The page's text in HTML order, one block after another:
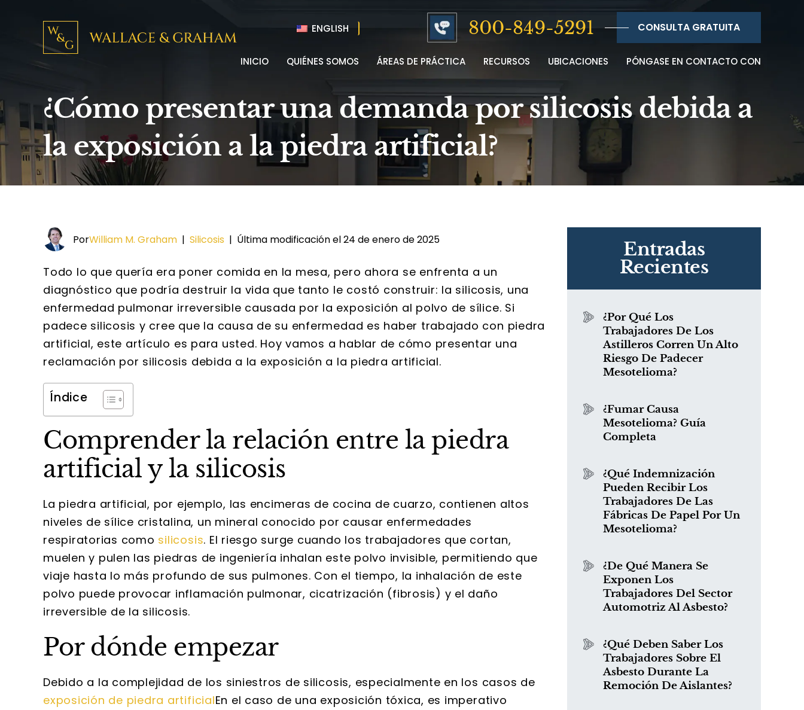
ENGLISH 800-849-5291 CONSULTA GRATUITA
INICIO QUIÉNES SOMOS ÁREAS DE PRÁCTICA RECURSOS UBICACIONES PÓNGASE EN CONTACTO CON
¿Cómo presentar una demanda por silicosis debida a
la exposición a la piedra artificial?
PorWilliam M. Graham | Silicosis | Última modificación el 24 de enero de 2025
Todo lo que quería era poner comida en la mesa, pero ahora se enfrenta a un
diagnóstico que podría destruir la vida que tanto le costó construir: la silicosis, una
enfermedad pulmonar irreversible causada por la exposición al polvo de sílice. Si
padece silicosis y cree que la causa de su enfermedad es haber trabajado con piedra
artificial, este artículo es para usted. Hoy vamos a hablar de cómo presentar una
reclamación por silicosis debida a la exposición a la piedra artificial.
Índice
Comprender la relación entre la piedra
artificial y la silicosis
La piedra artificial, por ejemplo, las encimeras de cocina de cuarzo, contienen altos
niveles de sílice cristalina, un mineral conocido por causar enfermedades
respiratorias como silicosis. El riesgo surge cuando los trabajadores que cortan,
muelen y pulen las piedras de ingeniería inhalan este polvo invisible, permitiendo que
viaje hasta lo más profundo de sus pulmones. Con el tiempo, la inhalación de este
polvo puede provocar inflamación pulmonar, cicatrización (fibrosis) y el daño
irreversible de la silicosis.
Por dónde empezar
Debido a la complejidad de los siniestros de silicosis, especialmente en los casos de
exposición de piedra artificialEn el caso de una exposición tóxica, es imperativo
Entradas
Recientes
¿Por Qué Los
Trabajadores De Los
Astilleros Corren Un Alto
Riesgo De Padecer
Mesotelioma?
¿Fumar Causa
Mesotelioma? Guía
Completa
¿Qué Indemnización
Pueden Recibir Los
Trabajadores De Las
Fábricas De Papel Por Un
Mesotelioma?
¿De Qué Manera Se
Exponen Los
Trabajadores Del Sector
Automotriz Al Asbesto?
¿Qué Deben Saber Los
Trabajadores Sobre El
Asbesto Durante La
Remoción De Aislantes?